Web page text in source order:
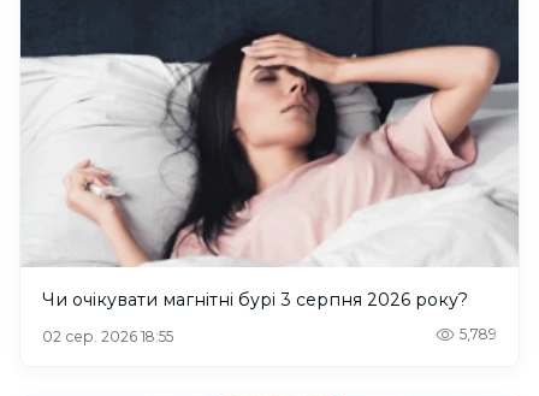
Чи очікувати магнітні бурі 3 серпня 2026 року?
02 сер. 2026 18:55 5,789